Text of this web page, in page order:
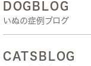
DOGBLOG
いぬの症例ブログ
CATSBLOG